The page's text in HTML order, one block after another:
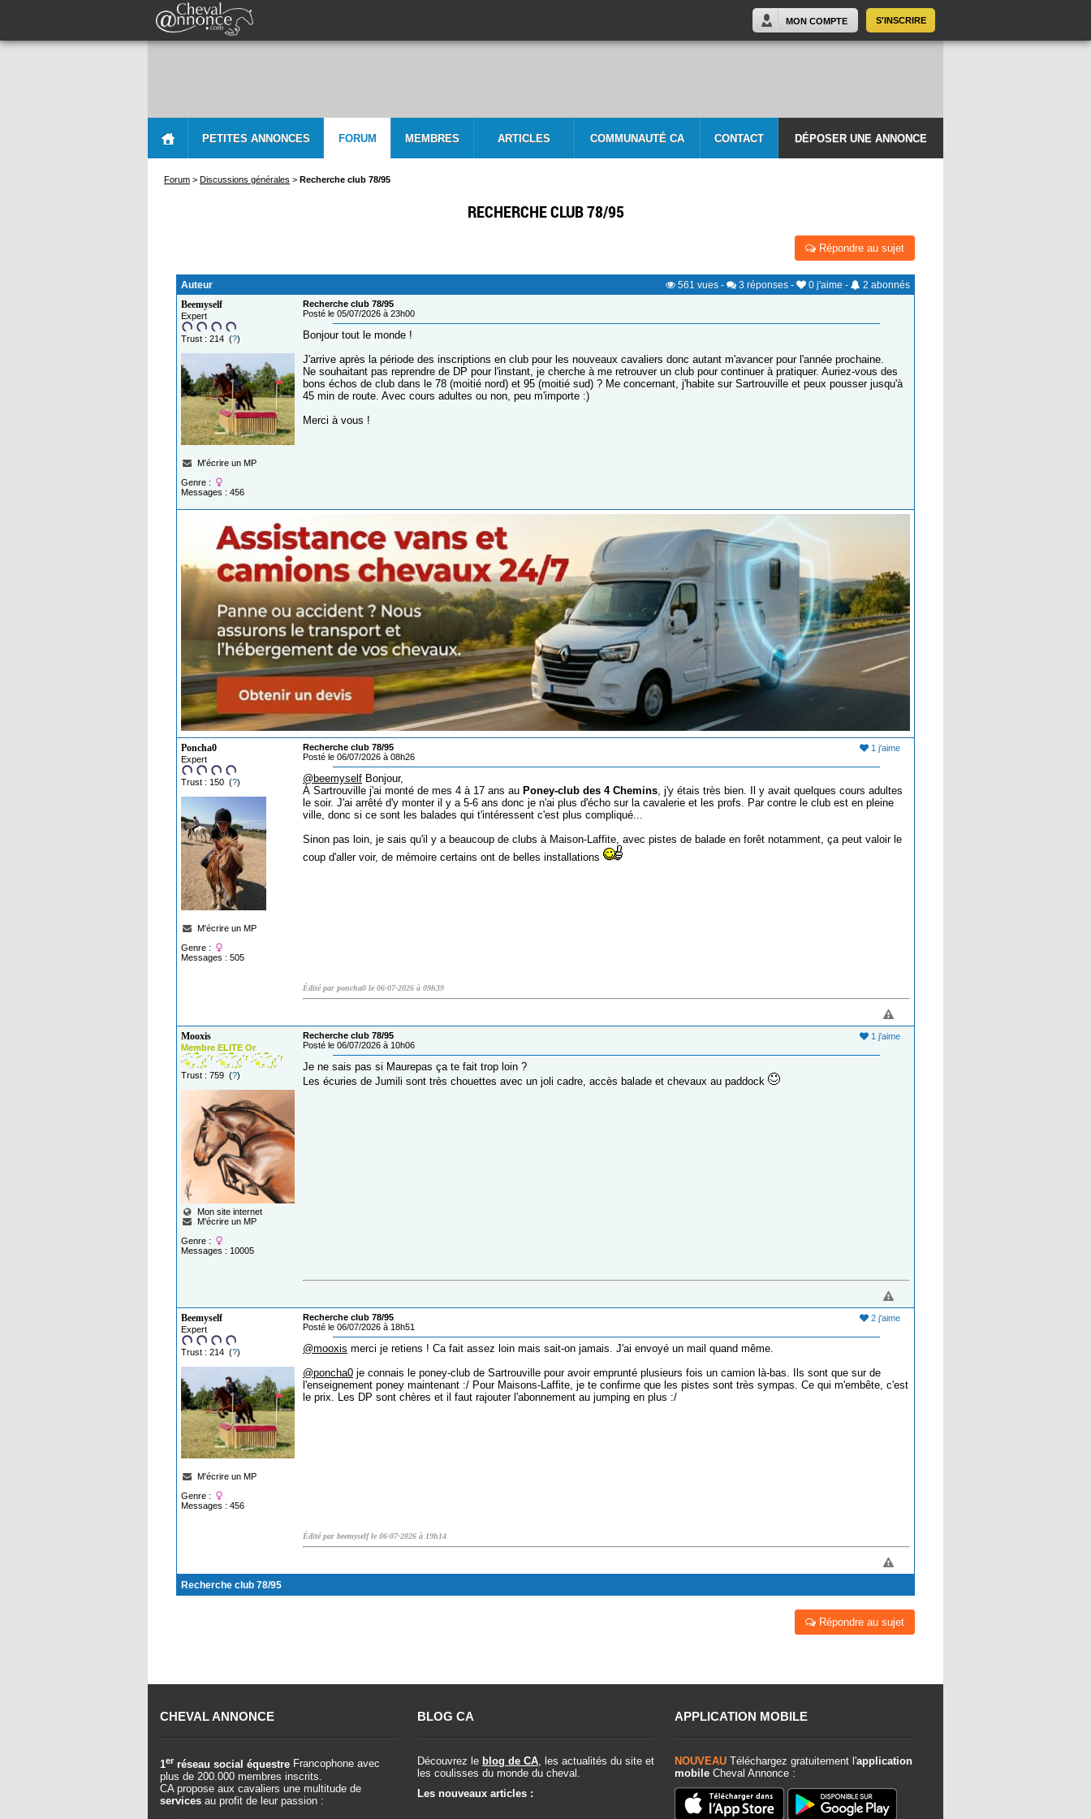
S'INSCRIRE
MON COMPTE
PETITES ANNONCES FORUM MEMBRES ARTICLES COMMUNAUTÉ CA CONTACT DÉPOSER UNE ANNONCE
Forum > Discussions générales > Recherche club 78/95
RECHERCHE CLUB 78/95
Répondre au sujet
Auteur 561 vues - 3 réponses - 0 j'aime - 2 abonnés
Beemyself
Expert
Trust : 214 (?)
M'écrire un MP
Genre :
Messages : 456
Recherche club 78/95
Posté le 05/07/2026 à 23h00
Bonjour tout le monde !
J'arrive après la période des inscriptions en club pour les nouveaux cavaliers donc autant m'avancer pour l'année prochaine.
Ne souhaitant pas reprendre de DP pour l'instant, je cherche à me retrouver un club pour continuer à pratiquer. Auriez-vous des
bons échos de club dans le 78 (moitié nord) et 95 (moitié sud) ? Me concernant, j'habite sur Sartrouville et peux pousser jusqu'à
45 min de route. Avec cours adultes ou non, peu m'importe :)
Merci à vous !
Poncha0
Expert
Trust : 150 (?)
M'écrire un MP
Genre :
Messages : 505
1 j'aime
Recherche club 78/95
Posté le 06/07/2026 à 08h26
@beemyself Bonjour,
À Sartrouville j'ai monté de mes 4 à 17 ans au Poney-club des 4 Chemins, j'y étais très bien. Il y avait quelques cours adultes
le soir. J'ai arrêté d'y monter il y a 5-6 ans donc je n'ai plus d'écho sur la cavalerie et les profs. Par contre le club est en pleine
ville, donc si ce sont les balades qui t'intéressent c'est plus compliqué...
Sinon pas loin, je sais qu'il y a beaucoup de clubs à Maison-Laffite, avec pistes de balade en forêt notamment, ça peut valoir le
coup d'aller voir, de mémoire certains ont de belles installations
Édité par poncha0 le 06-07-2026 à 09h39
Mooxis
Membre ELITE Or
Trust : 759 (?)
Mon site internet
M'écrire un MP
Genre :
Messages : 10005
1 j'aime
Recherche club 78/95
Posté le 06/07/2026 à 10h06
Je ne sais pas si Maurepas ça te fait trop loin ?
Les écuries de Jumili sont très chouettes avec un joli cadre, accès balade et chevaux au paddock
Beemyself
Expert
Trust : 214 (?)
M'écrire un MP
Genre :
Messages : 456
2 j'aime
Recherche club 78/95
Posté le 06/07/2026 à 18h51
@mooxis merci je retiens ! Ca fait assez loin mais sait-on jamais. J'ai envoyé un mail quand même.
@poncha0 je connais le poney-club de Sartrouville pour avoir emprunté plusieurs fois un camion là-bas. Ils sont que sur de
l'enseignement poney maintenant :/ Pour Maisons-Laffite, je te confirme que les pistes sont très sympas. Ce qui m'embête, c'est
le prix. Les DP sont chères et il faut rajouter l'abonnement au jumping en plus :/
Édité par beemyself le 06-07-2026 à 19h14
Recherche club 78/95
Répondre au sujet
CHEVAL ANNONCE
1er réseau social équestre Francophone avec
plus de 200.000 membres inscrits.
CA propose aux cavaliers une multitude de
services au profit de leur passion :
BLOG CA
Découvrez le blog de CA, les actualités du site et
les coulisses du monde du cheval.
Les nouveaux articles :
APPLICATION MOBILE
NOUVEAU Téléchargez gratuitement l'application
mobile Cheval Annonce :